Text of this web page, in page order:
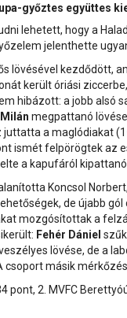
Összes látnivaló
győztes együttes
lehetett, hogy a
jelenthette
lövésével kezdődött,
került óriási
hibázott: a jobb alsó
megpattanó
juttatta a maglódiakat
ismét felpörögtek az
a kapufáról
Koncsol
de újabb
mozgósítottak a
Fehér Dániel
lövése, de a
csoport másik
pont, 2. MVFC